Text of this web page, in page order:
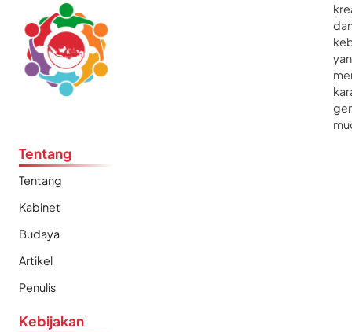
Tentang
Tentang
Kabinet
Budaya
Artikel
Penulis
Kebijakan